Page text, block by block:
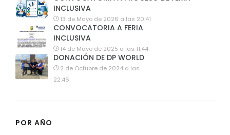
INCLUSIVA
13 de Mayo de 2026 a las 20:41
CONVOCATORIA A FERIA
INCLUSIVA
14 de Mayo de 2025 a las 11:44
DONACIÓN DE DP WORLD
2 de Octubre de 2024 a las
22:46
POR AÑO